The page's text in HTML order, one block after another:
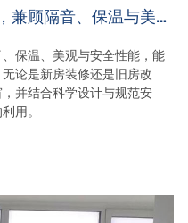
兼顾隔音、保温与美观
保温、美观与安全性能，能
论是新房装修还是旧房改
并结合科学设计与规范安
用。